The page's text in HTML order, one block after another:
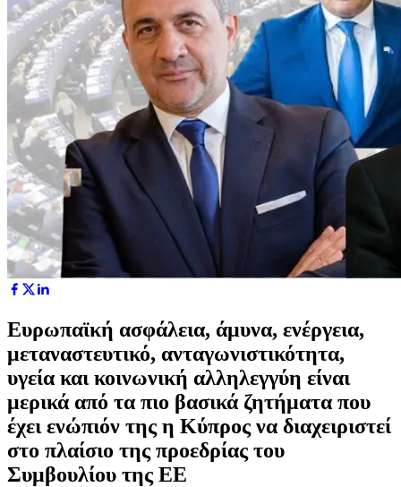
Ευρωπαϊκή ασφάλεια, άμυνα, ενέργεια,
μεταναστευτικό, ανταγωνιστικότητα,
υγεία και κοινωνική αλληλεγγύη είναι
μερικά από τα πιο βασικά ζητήματα που
έχει ενώπιόν της η Κύπρος να διαχειριστεί
στο πλαίσιο της προεδρίας του
Συμβουλίου της ΕΕ